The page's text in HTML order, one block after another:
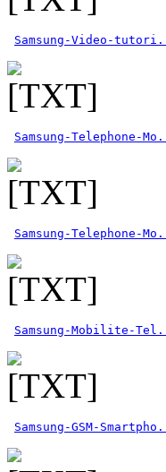
Samsung-Video-
Samsung-Telephone-
Samsung-Telephone-
Samsung-Mobilite-
Samsung-GSM-